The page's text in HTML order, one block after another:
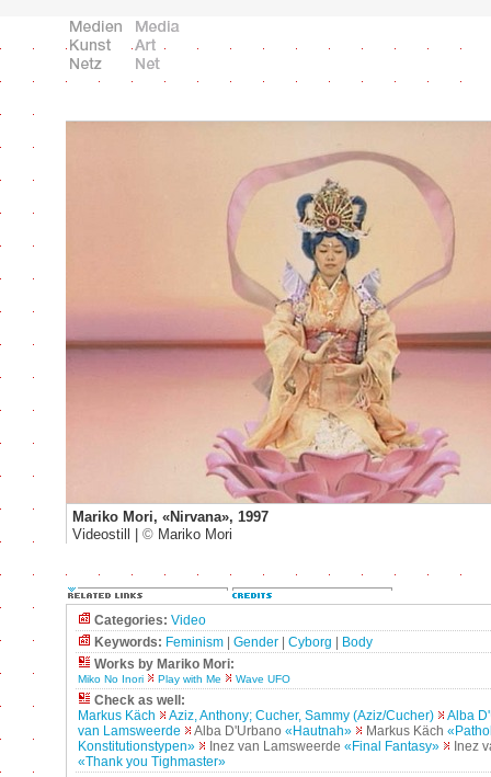
Mariko Mori, «Nirvana», 1997
Videostill | © Mariko Mori
Categories: Video
Keywords: Feminism Gender Cyborg
Body
Works by Mariko Mori:
Miko No Inori Play with Me Wave UFO
Check as well:
Markus Käch
Aziz, Anthony; Cucher, Sammy (Aziz/Cucher)
Alba
van Lamsweerde
Alba D'Urbano «Hautnah» Markus Käch
Konstitutionstypen»
Inez van Lamsweerde «Final Fantasy»
Inez
«Thank you Tighmaster»